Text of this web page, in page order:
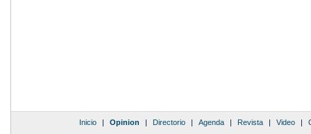
Inicio | Opinion | Directorio | Agenda | Revista | Video |